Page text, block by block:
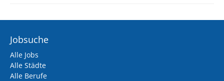
Jobsuche
Alle Jobs
Alle Städte
Alle Berufe